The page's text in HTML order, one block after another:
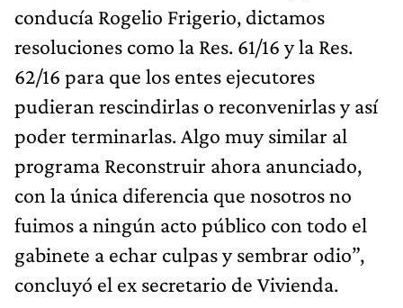
conducía Rogelio Frigerio, dictamos
resoluciones como la Res. 61/16 y la Res.
62/16 para que los entes ejecutores
pudieran rescindirlas o reconvenirlas y así
poder terminarlas. Algo muy similar al
programa Reconstruir ahora anunciado,
con la única diferencia que nosotros no
fuimos a ningún acto público con todo el
gabinete a echar culpas y sembrar odio”,
concluyó el ex secretario de Vivienda.